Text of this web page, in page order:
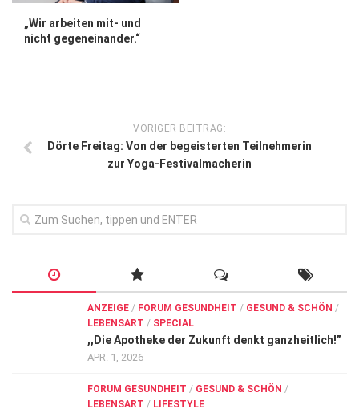
Innovationen
Kampf gegen Krebs
„Wir arbeiten mit- und
nicht gegeneinander.“
VORIGER BEITRAG:
Dörte Freitag: Von der begeisterten Teilnehmerin
zur Yoga-Festivalmacherin
ANZEIGE / FORUM GESUNDHEIT / GESUND & SCHÖN /
LEBENSART / SPECIAL
,,Die Apotheke der Zukunft denkt ganzheitlich!”
APR. 1, 2026
FORUM GESUNDHEIT / GESUND & SCHÖN /
LEBENSART / LIFESTYLE